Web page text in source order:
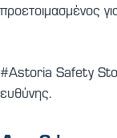
προετοιμασμένος
#Astoria Safety
ευθύνης.